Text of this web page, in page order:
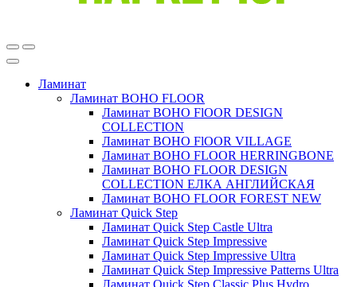
Ламинат
Ламинат BOHO FLOOR
Ламинат BOHO FlOOR DESIGN
COLLECTION
Ламинат BOHO FlOOR VILLAGE
Ламинат BOHO FLOOR HERRINGBONE
Ламинат BOHO FLOOR DESIGN
COLLECTION ЕЛКА АНГЛИЙСКАЯ
Ламинат BOHO FLOOR FOREST NEW
Ламинат Quick Step
Ламинат Quick Step Castle Ultra
Ламинат Quick Step Impressive
Ламинат Quick Step Impressive Ultra
Ламинат Quick Step Impressive Patterns Ultra
Ламинат Quick Step Classic Plus Hydro